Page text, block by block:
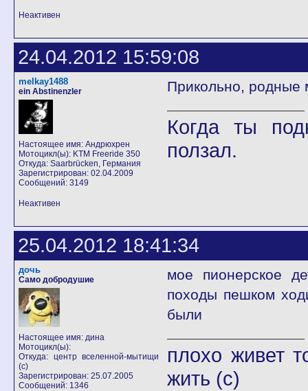
Неактивен
24.04.2012 15:59:08
melkay1488
ein Abstinenzler
Настоящее имя: Андрюхрен
Мотоцикл(ы): KTM Freeride 350
Откуда: Saarbrücken, Германия
Зарегистрирован: 02.04.2009
Сообщений: 3149
Прикольно, родные
Когда ты
ползал.
Неактивен
25.04.2012 18:41:34
дочь
Само добродушие
Настоящее имя: дина
Мотоцикл(ы):
Откуда: центр вселенной-мытищи
(с)
Зарегистрирован: 25.07.2005
Сообщений: 1346
мое пионерское
походы пешком
были
плохо живет
жить (с)